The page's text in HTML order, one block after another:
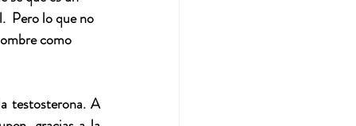
Pero lo que no
como
testosterona. A